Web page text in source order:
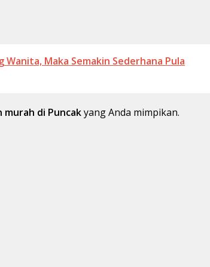
Wanita, Maka Semakin Sederhana Pula
murah di Puncakyang Anda mimpikan.